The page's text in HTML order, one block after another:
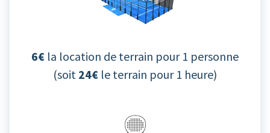
6€ la location de terrain pour 1 personne
(soit 24€ le terrain pour 1 heure)